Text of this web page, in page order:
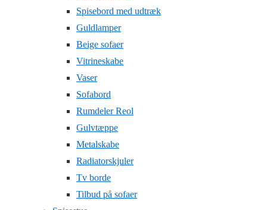
Spisebord med udtræk
Guldlamper
Beige sofaer
Vitrineskabe
Vaser
Sofabord
Rumdeler Reol
Gulvtæppe
Metalskabe
Radiatorskjuler
Tv borde
Tilbud på sofaer